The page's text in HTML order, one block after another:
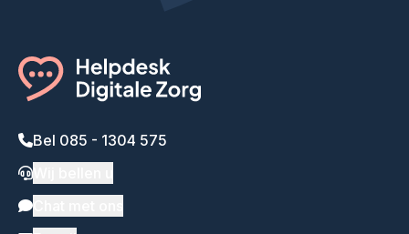
Bel 085 - 1304 575